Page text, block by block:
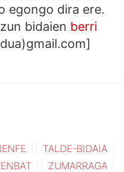
egongo dira ere.
bidaien berri
TALDE-BIDAIA
ZUMARRAGA